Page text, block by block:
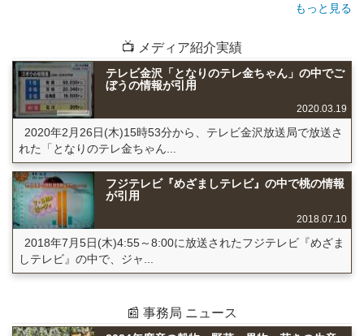
もっと見る
📺 メディア紹介実績
テレビ金沢「となりのテレ金ちゃん」の中でご
ぼうの情報が引用
2020.03.19
2020年2月26日(木)15時53分から、テレビ金沢放送局で放送さ
れた「となりのテレ金ちゃん...
フジテレビ『めざましテレビ』の中で桃の情報
が引用
2018.07.10
2018年7月5日(木)4:55～8:00に放送されたフジテレビ『めざま
しテレビ』の中で、ジャ...
📰 事務局 ニュース